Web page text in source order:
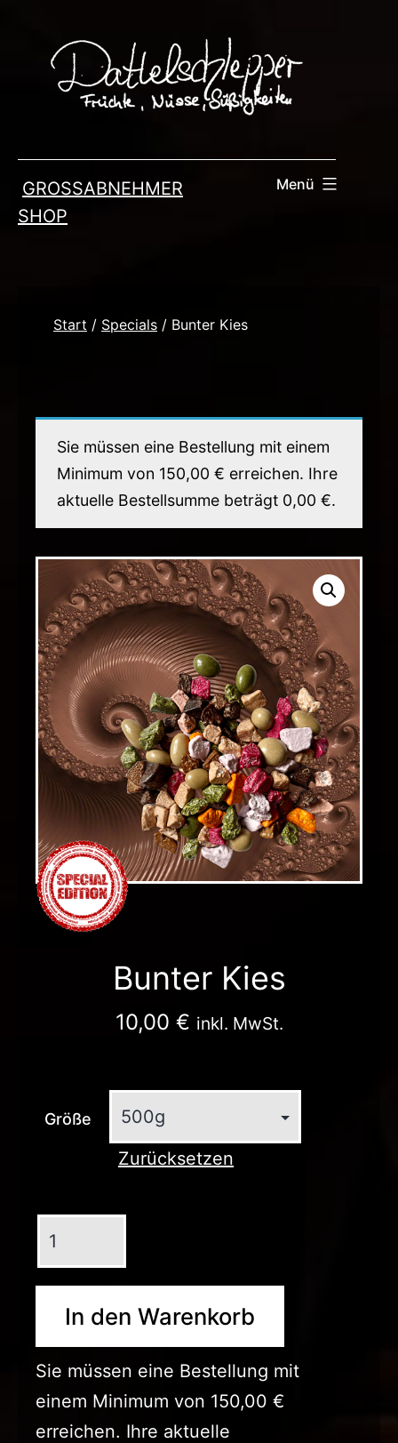
springen
GROSSABNEHMER
SHOP
Menü
Start / Specials / Bunter Kies
Sie müssen eine Bestellung mit einem
Minimum von 150,00 € erreichen. Ihre
aktuelle Bestellsumme beträgt 0,00 €.
Bunter Kies
10,00 € inkl. MwSt.
Größe
Zurücksetzen
Kies
Menge
In den Warenkorb
Sie müssen eine Bestellung mit
einem Minimum von 150,00 €
erreichen. Ihre aktuelle